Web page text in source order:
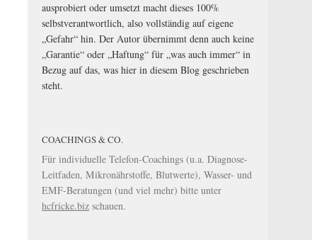
ausprobiert oder umsetzt macht dieses 100%
selbstverantwortlich, also vollständig auf eigene
„Gefahr“ hin. Der Autor übernimmt denn auch keine
„Garantie“ oder „Haftung“ für „was auch immer“ in
Bezug auf das, was hier in diesem Blog geschrieben
steht.
COACHINGS & CO.
Für individuelle Telefon-Coachings (u.a. Diagnose-
Leitfaden, Mikronährstoffe, Blutwerte), Wasser- und
EMF-Beratungen (und viel mehr) bitte unter
hcfricke.biz schauen.